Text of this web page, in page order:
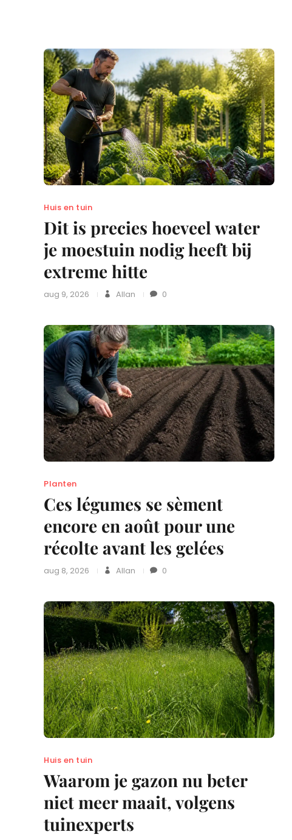
Huis en tuin
Dit is precies hoeveel water
je moestuin nodig heeft bij
extreme hitte
aug 9, 2026 Allan 0
Planten
Ces légumes se sèment
encore en août pour une
récolte avant les gelées
aug 8, 2026 Allan 0
Huis en tuin
Waarom je gazon nu beter
niet meer maait, volgens
tuinexperts